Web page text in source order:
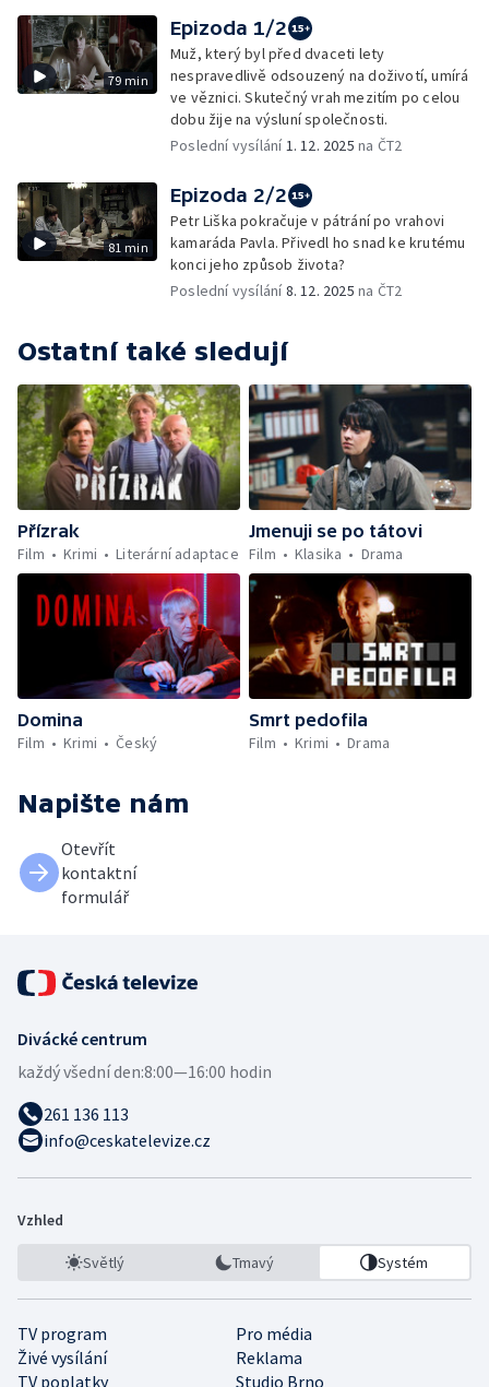
79 min
Epizoda 1/2
Muž, který byl před dvaceti lety
nespravedlivě odsouzený na doživotí, umírá
ve věznici. Skutečný vrah mezitím po celou
dobu žije na výsluní společnosti.
Poslední vysílání1. 12. 2025 na ČT2
81 min
Epizoda 2/2
Petr Liška pokračuje v pátrání po vrahovi
kamaráda Pavla. Přivedl ho snad ke krutému
konci jeho způsob života?
Poslední vysílání8. 12. 2025 na ČT2
Ostatní také sledují
Přízrak
Film
Krimi Literární adaptace
Jmenuji se po tátovi
Film
Klasika Drama
Domina
Film
Krimi Český
Smrt pedofila
Film
Krimi Drama
Napište nám
Otevřít
kontaktní
formulář
Divácké centrum
každý všední den:8:00—16:00 hodin
261 136 113
info@ceskatelevize.cz
Vzhled
Světlý Tmavý Systém
TV program
Pro média
Živé vysílání
Reklama
TV poplatky
Studio Brno